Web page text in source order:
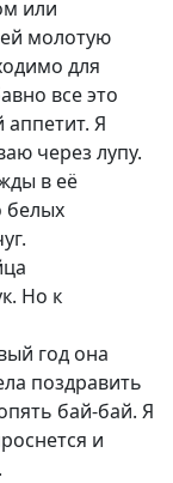
или
молотую
для
все это
Я
через лупу.
в её
белых
Но к
год она
поздравить
бай-бай. Я
и